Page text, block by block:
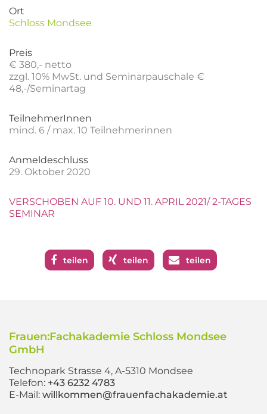
Ort
Schloss Mondsee
Preis
€ 380,- netto
zzgl. 10% MwSt. und Seminarpauschale €
48,-/Seminartag
TeilnehmerInnen
mind. 6 / max. 10 Teilnehmerinnen
Anmeldeschluss
29. Oktober 2020
VERSCHOBEN AUF 10. UND 11. APRIL 2021/ 2-TAGES
SEMINAR
teilen teilen teilen
Frauen:Fachakademie Schloss Mondsee
GmbH
Technopark Strasse 4, A-5310 Mondsee
Telefon: +43 6232 4783
E-Mail: willkommen@frauenfachakademie.at